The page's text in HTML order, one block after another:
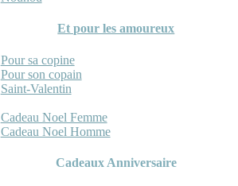
Et pour les amoureux
Pour sa copine
Pour son copain
Saint-Valentin
Cadeau Noel Femme
Cadeau Noel Homme
Cadeaux Anniversaire